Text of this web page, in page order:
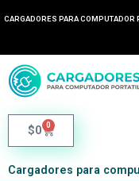
CARGADORES PARA COMPUTADOR
$0 0
Cargadores para